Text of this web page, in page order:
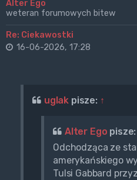
Alter Ego
weteran forumowych bitew
Re: Ciekawostki
16-06-2026, 17:28
uglak pisze: ↑
Alter Ego pisze:
Odchodząca ze
amerykańskiego
Tulsi Gabbard